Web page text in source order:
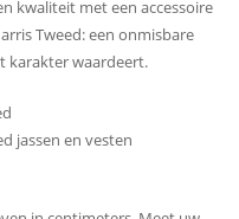
kwaliteit met een accessoire
Tweed: een onmisbare
karakter waardeert.
jassen en vesten